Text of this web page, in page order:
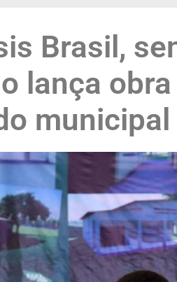
Brasil,
lança
municipal